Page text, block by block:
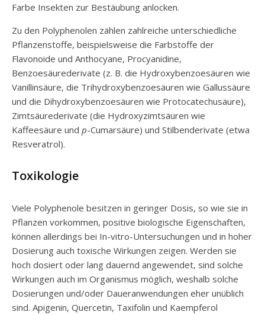
Farbe Insekten zur Bestäubung anlocken.
Zu den Polyphenolen zählen zahlreiche unterschiedliche
Pflanzenstoffe, beispielsweise die Farbstoffe der
Flavonoide und Anthocyane, Procyanidine,
Benzoesäurederivate (z. B. die Hydroxybenzoesäuren wie
Vanillinsäure, die Trihydroxybenzoesäuren wie Gallussäure
und die Dihydroxybenzoesäuren wie Protocatechusäure),
Zimtsäurederivate (die Hydroxyzimtsäuren wie
Kaffeesäure und p-Cumarsäure) und Stilbenderivate (etwa
Resveratrol).
Toxikologie
Viele Polyphenole besitzen in geringer Dosis, so wie sie in
Pflanzen vorkommen, positive biologische Eigenschaften,
können allerdings bei In-vitro-Untersuchungen und in hoher
Dosierung auch toxische Wirkungen zeigen. Werden sie
hoch dosiert oder lang dauernd angewendet, sind solche
Wirkungen auch im Organismus möglich, weshalb solche
Dosierungen und/oder Daueranwendungen eher unüblich
sind. Apigenin, Quercetin, Taxifolin und Kaempferol